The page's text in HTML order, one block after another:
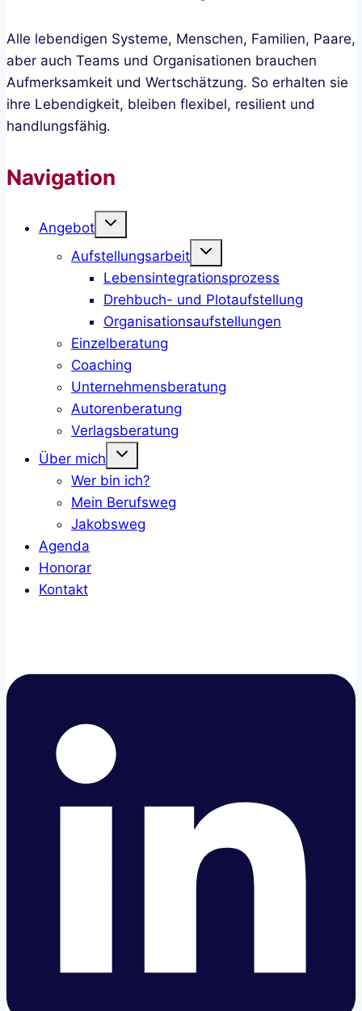
Alle lebendigen Systeme, Menschen, Familien, Paare,
aber auch Teams und Organisationen brauchen
Aufmerksamkeit und Wertschätzung. So erhalten sie
ihre Lebendigkeit, bleiben flexibel, resilient und
handlungsfähig.
Navigation
Angebot
Untermenü
umschalten
Aufstellungsarbeit
Untermenü
umschalten
Lebensintegrationsprozess
Drehbuch- und Plotaufstellung
Organisationsaufstellungen
Einzelberatung
Coaching
Unternehmensberatung
Autorenberatung
Verlagsberatung
Über mich
Untermenü
umschalten
Wer bin ich?
Mein Berufsweg
Jakobsweg
Agenda
Honorar
Kontakt